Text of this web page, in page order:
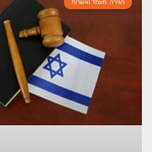
הגירה, מעמד ואשרות